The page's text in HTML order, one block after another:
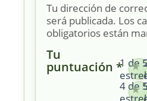
Tu dirección de
será publicada. Los
obligatorios están
Tu
puntuación *1 de
4 de